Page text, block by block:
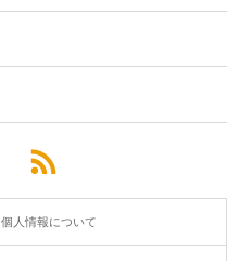
個人情報について